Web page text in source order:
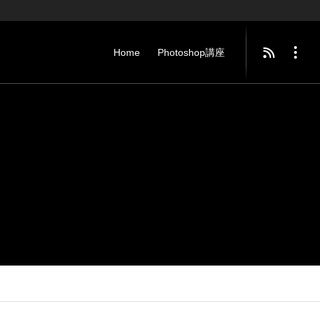
Home Photoshop講座